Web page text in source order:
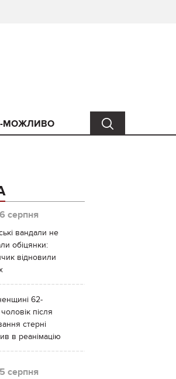
МОЖЛИВО
серпня
вандали не
обіцянки:
відновили
62-
після
стерні
в реанімацію
серпня